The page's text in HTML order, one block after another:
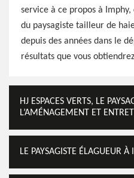
service à ce propos à
du paysagiste tailleur de
depuis des années dans le
résultats que vous
HJ ESPACES VERTS, LE
L’AMÉNAGEMENT ET
LE PAYSAGISTE ÉLAGUEUR À